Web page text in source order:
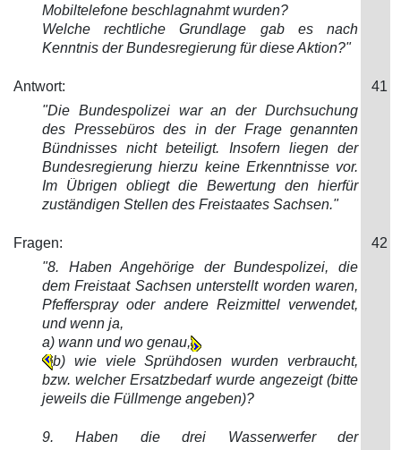
Mobiltelefone beschlagnahmt wurden?
Welche rechtliche Grundlage gab es nach
Kenntnis der Bundesregierung für diese Aktion?"
Antwort:
41
"Die Bundespolizei war an der Durchsuchung
des Pressebüros des in der Frage genannten
Bündnisses nicht beteiligt. Insofern liegen der
Bundesregierung hierzu keine Erkenntnisse vor.
Im Übrigen obliegt die Bewertung den hierfür
zuständigen Stellen des Freistaates Sachsen."
Fragen:
42
"8. Haben Angehörige der Bundespolizei, die
dem Freistaat Sachsen unterstellt worden waren,
Pfefferspray oder andere Reizmittel verwendet,
und wenn ja,
a) wann und wo genau,
b) wie viele Sprühdosen wurden verbraucht,
bzw. welcher Ersatzbedarf wurde angezeigt (bitte
jeweils die Füllmenge angeben)?
9. Haben die drei Wasserwerfer der